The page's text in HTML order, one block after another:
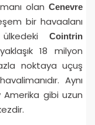
olan Cenevre
bir havaalanı
ülkedeki
Cointrin
18 milyon
noktaya uçuş
Aynı
gibi uzun